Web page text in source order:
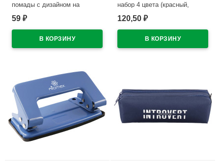
помады с дизайном на
корпусе арт.8030619
59 ₽
набор 4 цвета (красный,
синий, черный, зеленый) 2мм
магнитом для крепления
арт.5040605 (Ст.4)
120,50 ₽